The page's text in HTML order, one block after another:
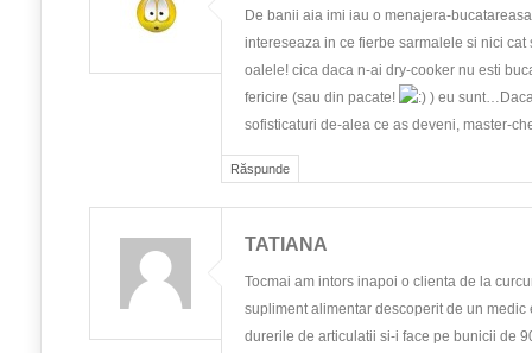
Răspunde
De banii aia imi iau o menajera-
intereseaza in ce fierbe sarmalele si nici cat
oalele! cica daca n-ai dry-cooker nu esti
fericire (sau din pacate!
) eu
sofisticaturi de-alea ce as deveni, master-
TATIANA
Tocmai am intors inapoi o clienta de la
supliment alimentar descoperit de un medic
durerile de articulatii si-i face pe bunicii de